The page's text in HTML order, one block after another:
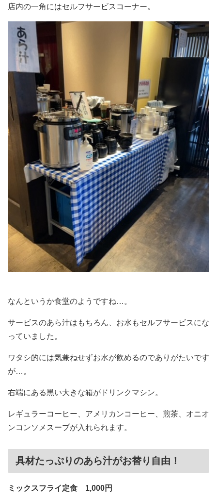
店内の一角にはセルフサービスコーナー。
なんというか食堂のようですね…。
サービスのあら汁はもちろん、お水もセルフサービスにな
っていました。
ワタシ的には気兼ねせずお水が飲めるのでありがたいです
が…。
右端にある黒い大きな箱がドリンクマシン。
レギュラーコーヒー、アメリカンコーヒー、煎茶、オニオ
ンコンソメスープが入れられます。
具材たっぷりのあら汁がお替り自由！
ミックスフライ定食 1,000円